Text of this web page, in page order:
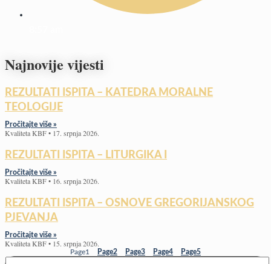
Najnovije vijesti
REZULTATI ISPITA – KATEDRA MORALNE
TEOLOGIJE
Pročitajte više »
Kvaliteta KBF 17. srpnja 2026.
REZULTATI ISPITA – LITURGIKA I
Pročitajte više »
Kvaliteta KBF 16. srpnja 2026.
REZULTATI ISPITA – OSNOVE GREGORIJANSKOG
PJEVANJA
Pročitajte više »
Kvaliteta KBF 15. srpnja 2026.
Page1 Page2 Page3 Page4 Page5
Search